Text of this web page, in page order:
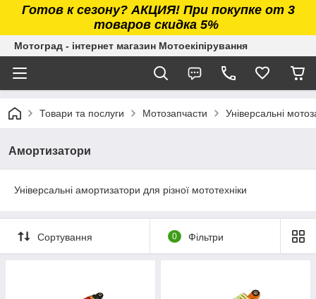
Готов к сезону? АКЦИЯ! При покупке от 3
товаров скидка 5%
Мотоград - інтернет магазин Мотоекіпірування
Товари та послуги Мотозапчасти Універсальні
Амортизатори
Універсальні амортизатори для різної мототехніки
Сортування 0 Фільтри